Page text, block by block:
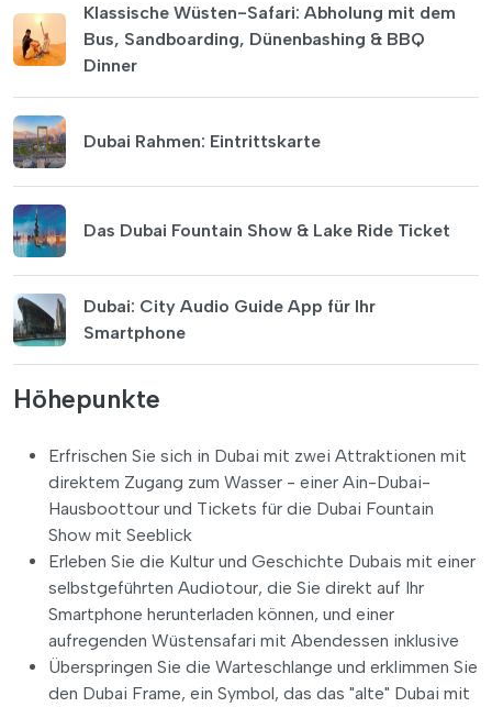
Klassische Wüsten-Safari: Abholung mit dem
Bus, Sandboarding, Dünenbashing & BBQ
Dinner
Dubai Rahmen: Eintrittskarte
Das Dubai Fountain Show & Lake Ride Ticket
Dubai: City Audio Guide App für Ihr
Smartphone
Höhepunkte
Erfrischen Sie sich in Dubai mit zwei Attraktionen mit
direktem Zugang zum Wasser - einer Ain-Dubai-
Hausboottour und Tickets für die Dubai Fountain
Show mit Seeblick
Erleben Sie die Kultur und Geschichte Dubais mit einer
selbstgeführten Audiotour, die Sie direkt auf Ihr
Smartphone herunterladen können, und einer
aufregenden Wüstensafari mit Abendessen inklusive
Überspringen Sie die Warteschlange und erklimmen Sie
den Dubai Frame, ein Symbol, das das "alte" Dubai mit